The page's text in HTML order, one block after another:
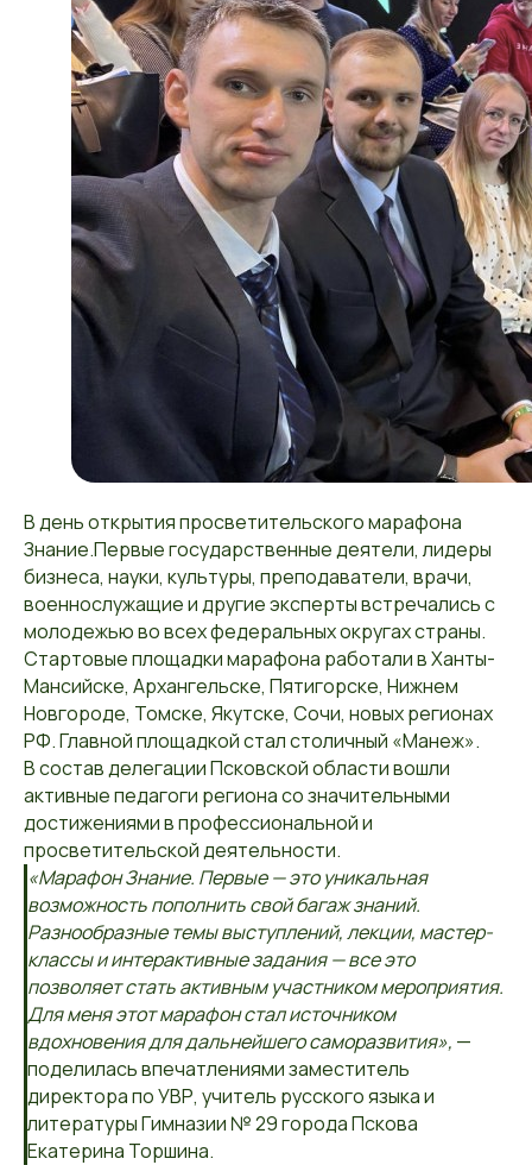
В день открытия просветительского марафона
Знание.Первые государственные деятели, лидеры
бизнеса, науки, культуры, преподаватели, врачи,
военнослужащие и другие эксперты встречались с
молодежью во всех федеральных округах страны.
Стартовые площадки марафона работали в Ханты-
Мансийске, Архангельске, Пятигорске, Нижнем
Новгороде, Томске, Якутске, Сочи, новых регионах
РФ. Главной площадкой стал столичный «Манеж».
В состав делегации Псковской области вошли
активные педагоги региона со значительными
достижениями в профессиональной и
просветительской деятельности.
«Марафон Знание. Первые — это уникальная
возможность пополнить свой багаж знаний.
Разнообразные темы выступлений, лекции, мастер-
классы и интерактивные задания — все это
позволяет стать активным участником мероприятия.
Для меня этот марафон стал источником
вдохновения для дальнейшего саморазвития», —
поделилась впечатлениями заместитель
директора по УВР, учитель русского языка и
литературы Гимназии № 29 города Пскова
Екатерина Торшина.